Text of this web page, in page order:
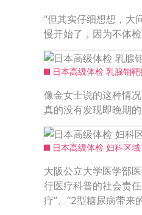
“但其实仔细想想，大
慢开始了，因为不体
日本高级体检 乳腺钼
像金女士说的这种情
真的没有发现即晚期的
日本高级体检 妇科区域
大阪公立大学医学部
行医疗科普的社会责
疗”、“2型糖尿病带来